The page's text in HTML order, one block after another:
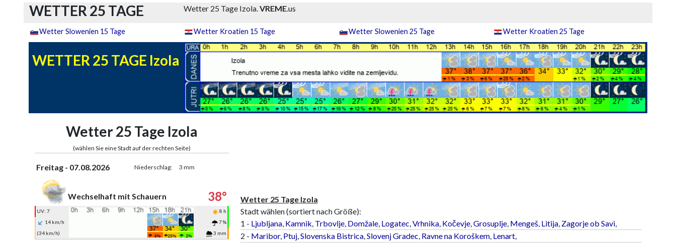
WETTER 25 TAGE Wetter 25 Tage Izola.VREME.us
Wetter Slowenien 15 Tage Wetter Kroatien 15 Tage Wetter Slowenien 25 Tage Wetter Kroatien 25 Tage
WETTER 25 TAGE Izola
Wetter 25 Tage Izola
(wählen Sie eine Stadt auf der rechten Seite)
Freitag - 07.08.2026 Niederschlag: 3 mm
Wechselhaft mit Schauern 38°
UV: 7
8 h
14 km/h
7 %
(34 km/h)
3 mm
Wetter 25 Tage Izola
Stadt wählen (sortiert nach Größe):
1 - Ljubljana, Kamnik, Trbovlje, Domžale, Logatec,Vrhnika, Kočevje,Grosuplje, Mengeš, Litija, Zagorje ob Savi,
2 - Maribor, Ptuj,Slovenska Bistrica,Slovenj Gradec, Ravne na Koroškem, Lenart,